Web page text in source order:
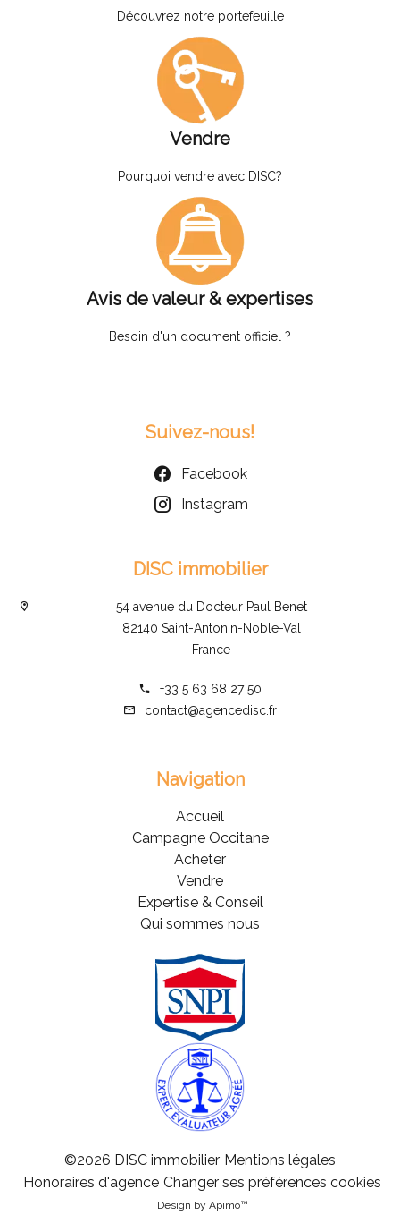
Découvrez notre portefeuille
Vendre
Pourquoi vendre avec DISC?
Avis de valeur & expertises
Besoin d'un document officiel ?
Suivez-nous!
Facebook
Instagram
DISC immobilier
54 avenue du Docteur Paul Benet
82140 Saint-Antonin-Noble-Val
France
+33 5 63 68 27 50
contact@agencedisc.fr
Navigation
Accueil
Campagne Occitane
Acheter
Vendre
Expertise & Conseil
Qui sommes nous
©2026 DISC immobilier Mentions légales
Honoraires d'agence Changer ses préférences cookies
Design by Apimo™